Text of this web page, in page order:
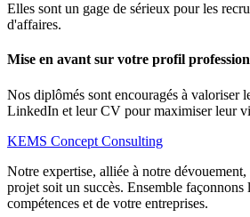
Elles sont un gage de sérieux pour les
d'affaires.
Mise en avant sur votre profil
Nos diplômés sont encouragés à valoriser
LinkedIn et leur CV pour maximiser leur
KEMS Concept Consulting
Notre expertise, alliée à notre
projet soit un succès. Ensemble façonnons
compétences et de votre entreprises.